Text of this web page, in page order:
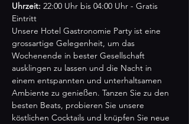
Uhrzeit: 22:00 Uhr bis 04:00 Uhr - Gratis
Eintritt
Unsere Hotel Gastronomie Party ist eine
grossartige Gelegenheit, um das
Wochenende in bester Gesellschaft
ausklingen zu lassen und die Nacht in
einem entspannten und unterhaltsamen
Ambiente zu genießen. Tanzen Sie zu den
besten Beats, probieren Sie unsere
köstlichen Cocktails und knüpfen Sie neue